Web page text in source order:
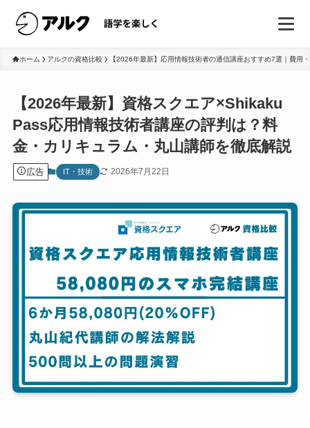
ホーム アルクの資格比較 【2026年最新】応用情報技術者の通信講座おすすめ7選｜費用
【2026年最新】資格スクエア×Shikaku
Pass応用情報技術者講座の評判は？料
金・カリキュラム・丸山講師を徹底解説
広告 IT・技術 2026年7月22日